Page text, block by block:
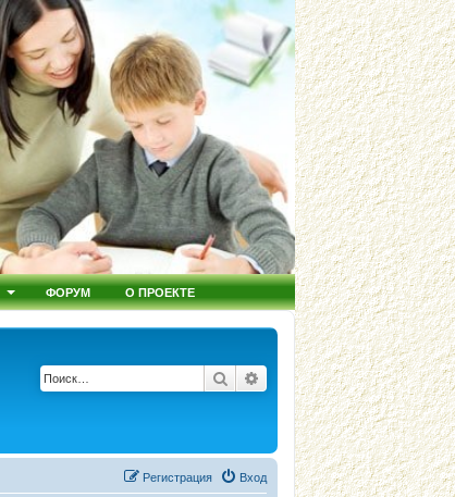
ФОРУМ О ПРОЕКТЕ
Поиск Расширенный поиск
Вход
Регистрация